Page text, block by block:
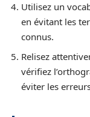
Utilisez un
en évitant les
connus.
Relisez
vérifiez
éviter les